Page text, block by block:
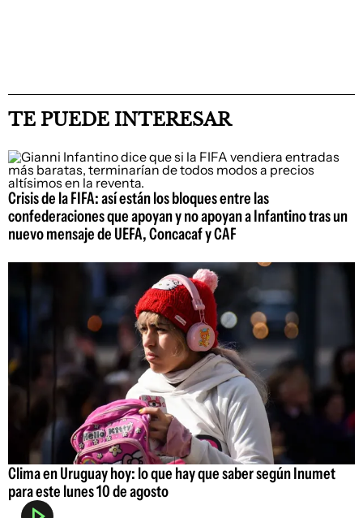
TE PUEDE INTERESAR
Crisis de la FIFA: así están los bloques entre las
confederaciones que apoyan y no apoyan a Infantino tras un
nuevo mensaje de UEFA, Concacaf y CAF
Clima en Uruguay hoy: lo que hay que saber según Inumet
para este lunes 10 de agosto